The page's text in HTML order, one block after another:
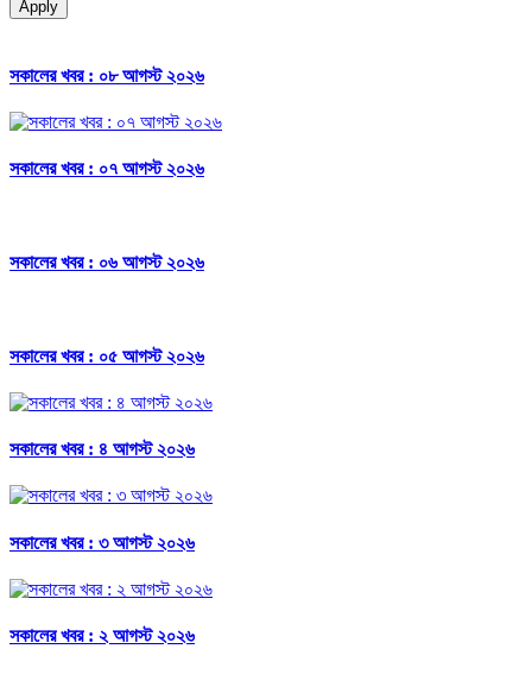
Apply
সকালের খবর : ০৮ আগস্ট ২০২৬
সকালের খবর : ০৭ আগস্ট ২০২৬
সকালের খবর : ০৬ আগস্ট ২০২৬
সকালের খবর : ০৫ আগস্ট ২০২৬
সকালের খবর : ৪ আগস্ট ২০২৬
সকালের খবর : ৩ আগস্ট ২০২৬
সকালের খবর : ২ আগস্ট ২০২৬